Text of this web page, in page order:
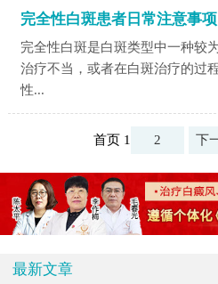
完全性白斑患者日常注意事项
完全性白斑是白斑类型中一种较
治疗不当，或者在白斑治疗的过
性...
首页 1 2 下
最新文章